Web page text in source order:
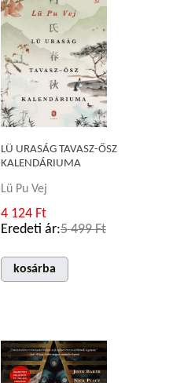
LÜ URASÁG TAVASZ-ŐSZ
KALENDÁRIUMA
Lü Pu Vej
4 124 Ft
Eredeti ár:5 499 Ft
kosárba